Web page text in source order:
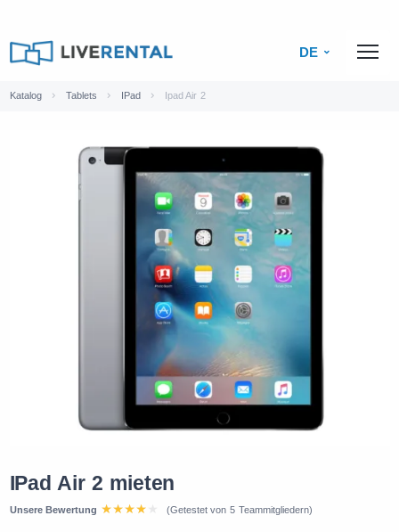
DE
Katalog Tablets IPad Ipad Air 2
IPad Air 2 mieten
Unsere Bewertung (Getestet von 5 Teammitgliedern)